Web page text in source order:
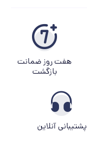
هفت روز ضمانت
بازگشت
پشتیبانی آنلاین